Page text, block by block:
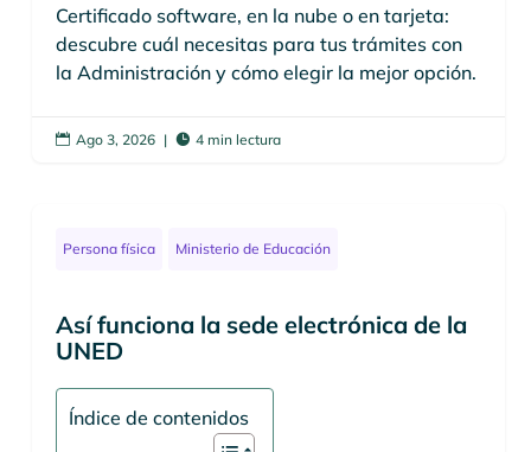
Certificado software, en la nube o en tarjeta:
descubre cuál necesitas para tus trámites con
la Administración y cómo elegir la mejor opción.
 Ago 3, 2026 |  4 min lectura
Persona física Ministerio de Educación
Así funciona la sede electrónica de la
UNED
Índice de contenidos